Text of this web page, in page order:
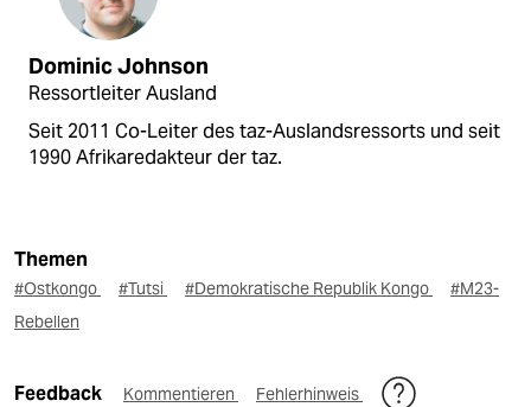
Dominic Johnson
Ressortleiter Ausland
Seit 2011 Co-Leiter des taz-Auslandsressorts und seit
1990 Afrikaredakteur der taz.
Themen
#Ostkongo #Tutsi #Demokratische Republik Kongo
#M23-
Rebellen
Feedback Kommentieren Fehlerhinweis